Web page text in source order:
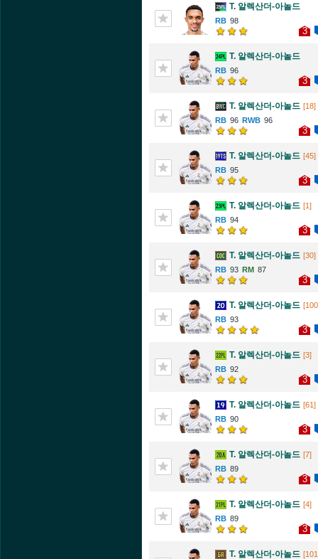
T. 알렉산더-아놀드
98
3
T. 알렉산더-아놀드
96
3
T. 알렉산더-아놀드 [18]
96
96
3
T. 알렉산더-아놀드 [45]
95
3
T. 알렉산더-아놀드 [1]
94
3
T. 알렉산더-아놀드 [30]
93
87
3
T. 알렉산더-아놀드
93
3
T. 알렉산더-아놀드 [3]
92
3
T. 알렉산더-아놀드 [61]
90
3
T. 알렉산더-아놀드 [7]
89
3
T. 알렉산더-아놀드 [4]
89
3
T. 알렉산더-아놀드